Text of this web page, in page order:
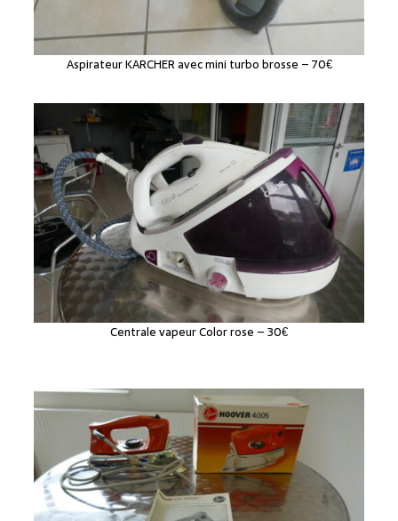
Aspirateur KARCHER avec mini turbo brosse – 70€
Centrale vapeur Color rose – 30€